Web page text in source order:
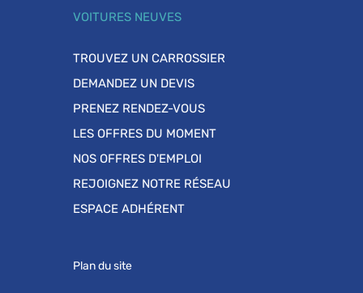
VOITURES NEUVES
TROUVEZ UN CARROSSIER
DEMANDEZ UN DEVIS
PRENEZ RENDEZ-VOUS
LES OFFRES DU MOMENT
NOS OFFRES D'EMPLOI
REJOIGNEZ NOTRE RÉSEAU
ESPACE ADHÉRENT
Plan du site